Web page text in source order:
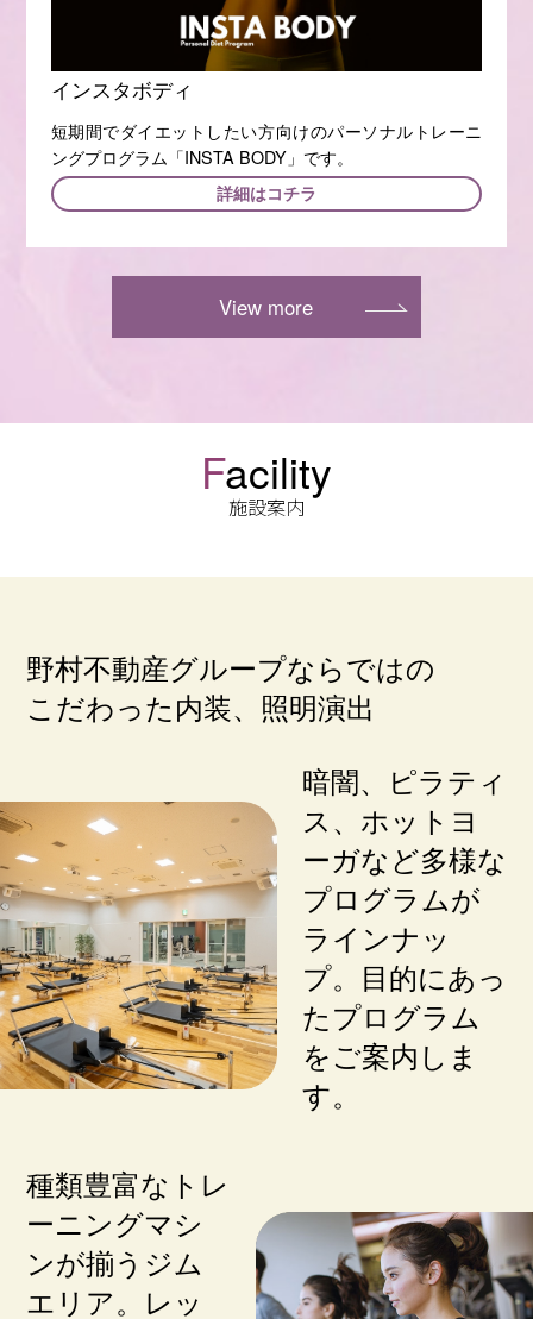
インスタボディ
短期間でダイエットしたい方向けのパーソナルトレーニ
ングプログラム「INSTA BODY」です。
詳細はコチラ
View more
Facility
施設案内
野村不動産グループならではの
こだわった内装、照明演出
暗闇、ピラティ
ス、ホットヨ
ーガなど多様な
プログラムが
ラインナッ
プ。目的にあっ
たプログラム
をご案内しま
す。
種類豊富なトレ
ーニングマシ
ンが揃うジム
エリア。レッ